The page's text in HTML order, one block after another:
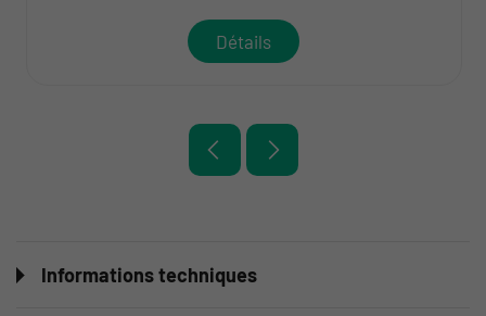
Détails
Informations techniques